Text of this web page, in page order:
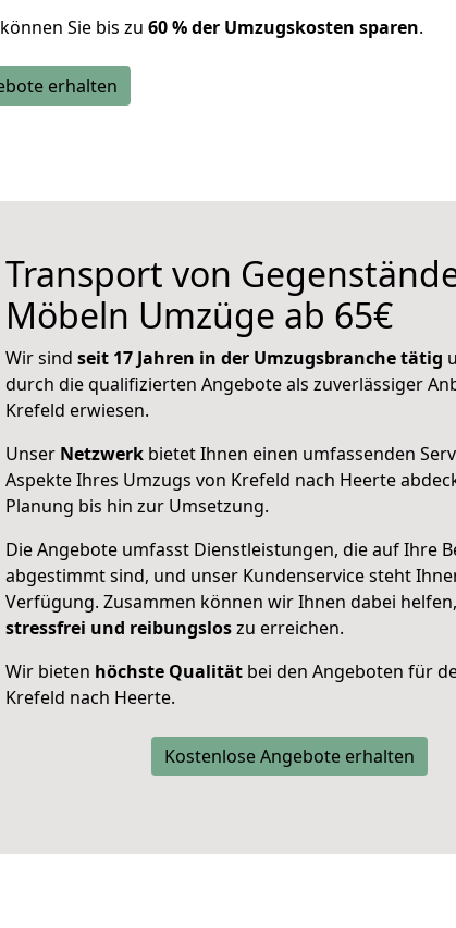
Sie bis zu 60 % der Umzugskosten sparen.
erhalten
Transport von
Möbeln Umzüge ab 65€
Wir sind seit 17 Jahren in der Umzugsbranche tätig
durch die qualifizierten Angebote als zuverlässiger
Krefeld erwiesen.
Unser Netzwerk bietet Ihnen einen umfassenden
Aspekte Ihres Umzugs von Krefeld nach Heerte
Planung bis hin zur Umsetzung.
Die Angebote umfasst Dienstleistungen, die auf Ihre
abgestimmt sind, und unser Kundenservice steht
Verfügung. Zusammen können wir Ihnen dabei
stressfrei und reibungsloszu erreichen.
Wir bieten höchste Qualität bei den Angeboten für
Krefeld nach Heerte.
Kostenlose Angebote erhalten